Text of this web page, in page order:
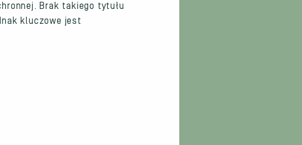
Brak takiego tytułu
kluczowe jest